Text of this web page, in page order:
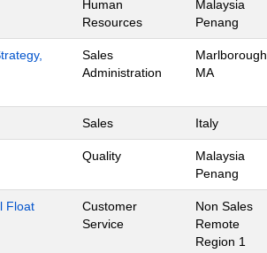
Human
Resources
Malaysia
Penang
Sales
Administration
Marlborough,
MA
Sales Italy
Quality
Malaysia
Penang
Float
Customer
Service
Non Sales
Remote
Region 1